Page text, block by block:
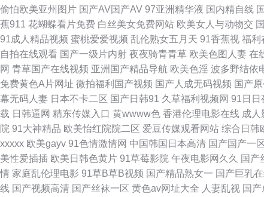
肏屄高清 国产极品在线观看 精品99999 理伦 欧美久操视频网站 三年
实视频资源磁力 全集电影网全集电影网 黄页网站在线看 91va视频
美专区福利二三四区综合 性爱色图 2018好看的电影 91海角社区视
看视频 欧美日本国产三在线 如何找三级网站 80s大泥电影 91久久网
啪啪综合 欧洲亚洲国产精品 日朝一级免费观看 日韩美女大片免费看
长腿 91影音 传媒福利 国产专区一线 蜜桃视频蜜桃app 欧美激情伊
片A区 老司机精品视频线观看86 91黄用脚踩裆部视频 国产成人十二
偷怕欧美亚州图片 国产AV国产AV 97亚洲精华液 国内精自线
蕉911 花蝴蝶看片免费 白丝美女免费网站 欧美女人与动物交
91成人精品视频 蜜桃爱爱视频 乱伦熟女五月天 91香蕉视 福利
自拍在线观看 国产一级片内射 夜夜骑青青草 欧美色图人妻 在
网 青草国产在线视频 亚洲国产精品导航 欧美色淫 波多野结依
免费黄色A片网址 微拍福利国产视频 国产人成无码视频 国产
幕无码人妻 日本不卡二区 国产日韩91 久草福利视频网 91日日
载 日韩逼网 精东传媒入口 黄wwww色 香港伦理电影在线 成人
院 91大神精品 欧美怡红院院二区 爱豆传媒观看网站 综合日韩
xxxxx 欧美gayv 91色情激情网 中国韩国日本高清 国产国产一
美性爱插插 欧美日韩色黄片 91草莓影院 午夜电影网久久 国产
情 家庭乱伦理电影 91草B草B视频 国产精品熟女一 国产巨乳
线 国产视频高清 国产丝袜一区 黄色av网址大全 人妻乱视 国